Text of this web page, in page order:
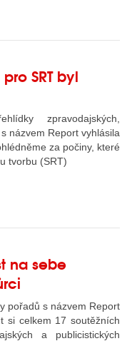
SRT byl
zpravodajských,
názvem Report vyhlásila
za počiny, které
tvorbu (SRT)
na sebe
pořadů s názvem Report
si celkem 17 soutěžních
a publicistických